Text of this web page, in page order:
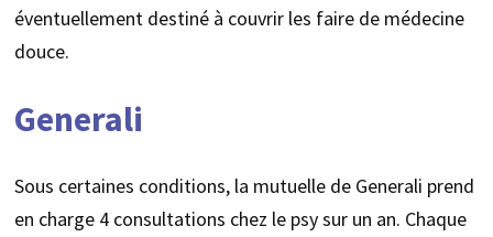
éventuellement destiné à couvrir les faire de médecine
douce.
Generali
Sous certaines conditions, la mutuelle de Generali prend
en charge 4 consultations chez le psy sur un an. Chaque